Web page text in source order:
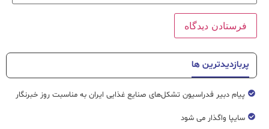
پربازدیدترین ها
پیام دبیر فدراسیون تشکل‌های صنایع غذایی ایران به مناسبت روز خبرنگار
سایپا واگذار می شود